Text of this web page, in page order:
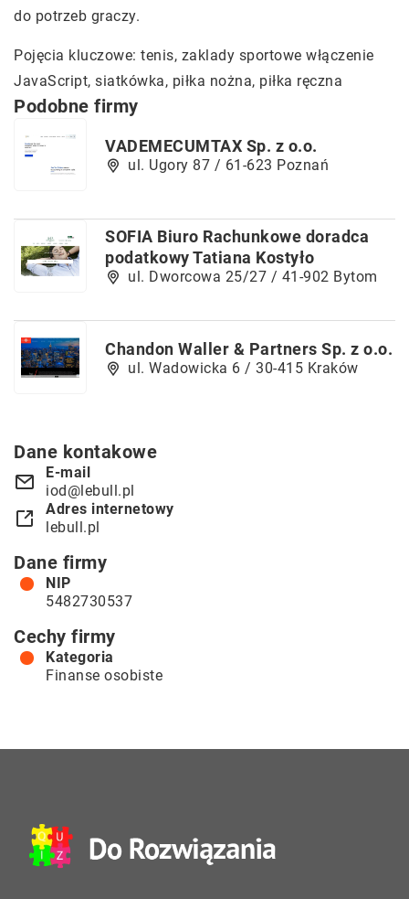
do potrzeb graczy.
Pojęcia kluczowe: tenis, zaklady sportowe włączenie
JavaScript, siatkówka, piłka nożna, piłka ręczna
Podobne firmy
VADEMECUMTAX Sp. z o.o.
ul. Ugory 87 / 61-623 Poznań
SOFIA Biuro Rachunkowe doradca
podatkowy Tatiana Kostyło
ul. Dworcowa 25/27 / 41-902 Bytom
Chandon Waller & Partners Sp. z o.o.
ul. Wadowicka 6 / 30-415 Kraków
Dane kontakowe
E-mail
iod@lebull.pl
Adres internetowy
lebull.pl
Dane firmy
NIP
5482730537
Cechy firmy
Kategoria
Finanse osobiste